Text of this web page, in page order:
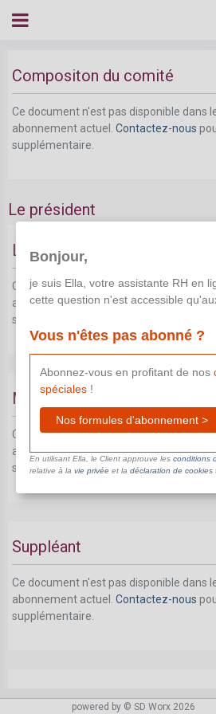
Compositon du comité
Ce document n'est pas disponible dans
abonnement actuel. Contactez-nous
supplémentaire.
Le président
Le président
Ce document n'est pas disponible dans
abonnement actuel.Contactez-nous
supplémentaire.
Missions du président
Ce document n'est pas disponible dans
abonnement actuel.Contactez-nous
supplémentaire.
Suppléant
Ce document n'est pas disponible dans
abonnement actuel. Contactez-nous
supplémentaire.
Règlement d'ordre intérieur
powered by © SD Worx 2026
Bonjour,
je suis Ella, votre assistante RH en
cette question n'est accessible
Vous n'êtes pas abonné ?
Abonnez-vous en profitant de nos
spéciales!
Nos formules d'abonnement >
En utilisant Ella, le Client approuve les conditions
relative à la vie privéeet la déclaration de cookies